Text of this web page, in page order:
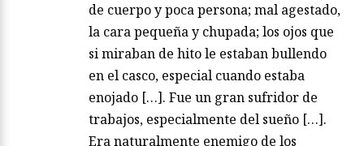
de cuerpo y poca persona; mal agestado,
la cara pequeña y chupada; los ojos que
si miraban de hito le estaban bullendo
en el casco, especial cuando estaba
enojado […]. Fue un gran sufridor de
trabajos, especialmente del sueño […].
Era naturalmente enemigo de los